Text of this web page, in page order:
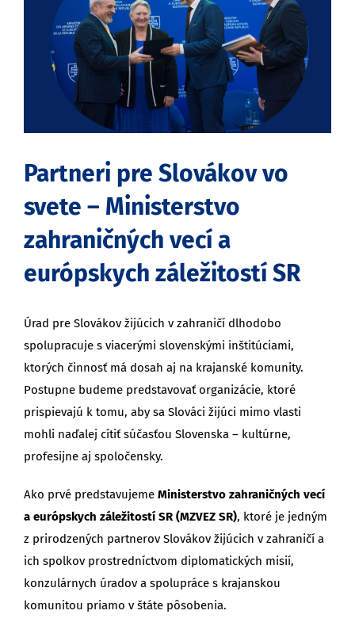
obrázok
Partneri pre Slovákov vo
svete – Ministerstvo
zahraničných vecí a
európskych záležitostí SR
Úrad pre Slovákov žijúcich v zahraničí dlhodobo
spolupracuje s viacerými slovenskými inštitúciami,
ktorých činnosť má dosah aj na krajanské komunity.
Postupne budeme predstavovať organizácie, ktoré
prispievajú k tomu, aby sa Slováci žijúci mimo vlasti
mohli naďalej cítiť súčasťou Slovenska – kultúrne,
profesijne aj spoločensky.
Ako prvé predstavujeme Ministerstvo zahraničných vecí
a európskych záležitostí SR (MZVEZ SR), ktoré je jedným
z prirodzených partnerov Slovákov žijúcich v zahraničí a
ich spolkov prostredníctvom diplomatických misií,
konzulárnych úradov a spolupráce s krajanskou
komunitou priamo v štáte pôsobenia.